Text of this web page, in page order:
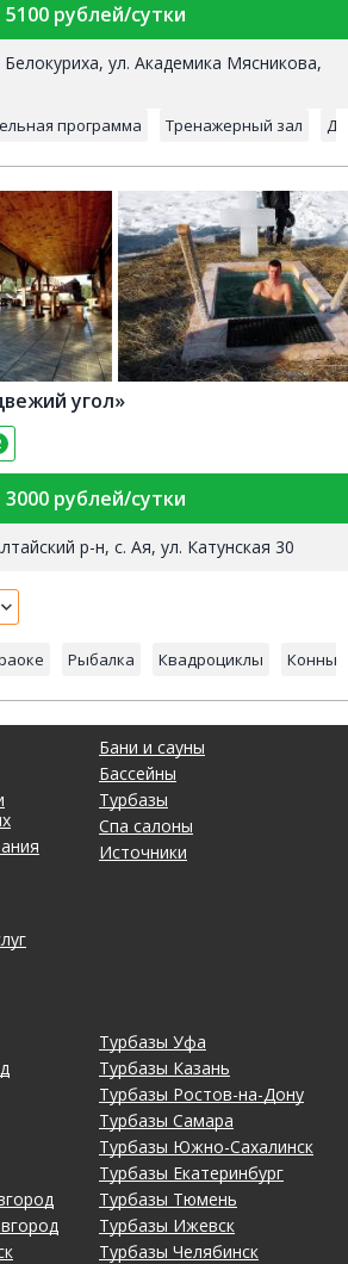
5100 рублей/сутки
Белокуриха, ул. Академика Мясникова,
программа Тренажерный зал
угол»
3000 рублей/сутки
р-н, с. Ая, ул. Катунская 30
Рыбалка Квадроциклы Конные
Бани и сауны
Бассейны
Турбазы
Спа салоны
Источники
Турбазы Уфа
Турбазы Казань
Турбазы Ростов-на-Дону
Турбазы Самара
Турбазы Южно-Сахалинск
Турбазы Екатеринбург
Турбазы Тюмень
Турбазы Ижевск
Турбазы Челябинск